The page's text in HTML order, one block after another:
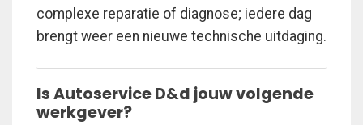
complexe reparatie of diagnose; iedere dag
brengt weer een nieuwe technische uitdaging.
Is Autoservice D&d jouw volgende
werkgever?